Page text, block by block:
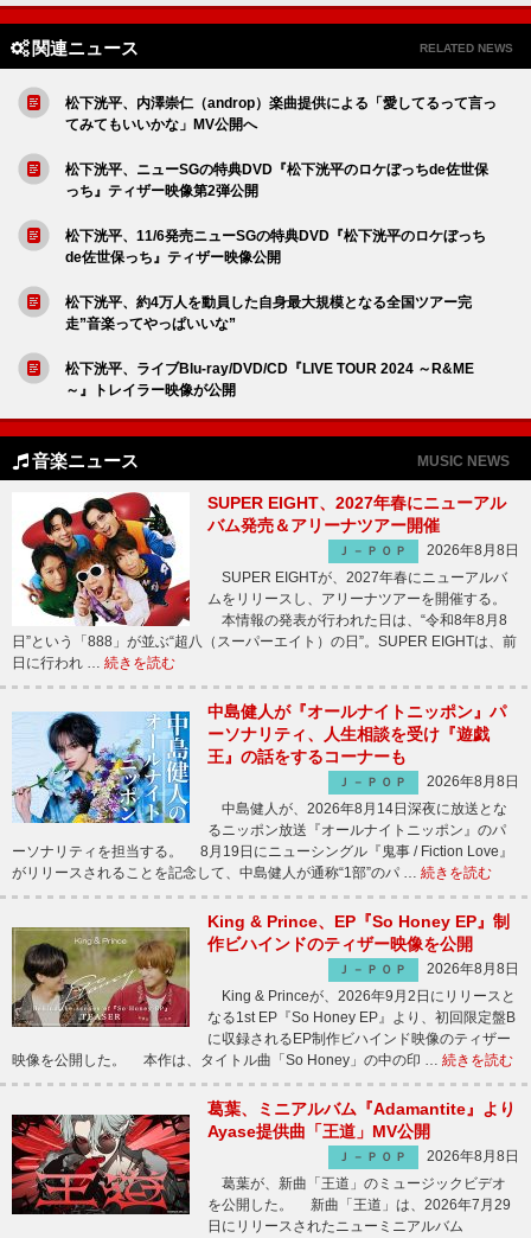
関連ニュース RELATED NEWS
松下洸平、内澤崇仁（androp）楽曲提供による「愛してるって言っ
てみてもいいかな」MV公開へ
松下洸平、ニューSGの特典DVD『松下洸平のロケぼっちde佐世保
っち』ティザー映像第2弾公開
松下洸平、11/6発売ニューSGの特典DVD『松下洸平のロケぼっち
de佐世保っち』ティザー映像公開
松下洸平、約4万人を動員した自身最大規模となる全国ツアー完
走”音楽ってやっぱいいな”
松下洸平、ライブBlu-ray/DVD/CD『LIVE TOUR 2024 ～R&ME
～』トレイラー映像が公開
音楽ニュース MUSIC NEWS
SUPER EIGHT、2027年春にニューアル
バム発売＆アリーナツアー開催
Ｊ－ＰＯＰ
2026年8月8日
SUPER EIGHTが、2027年春にニューアルバ
ムをリリースし、アリーナツアーを開催する。
本情報の発表が行われた日は、“令和8年8月8
日”という「888」が並ぶ“超八（スーパーエイト）の日”。SUPER EIGHTは、前
日に行われ … 続きを読む
中島健人が『オールナイトニッポン』パ
ーソナリティ、人生相談を受け『遊戯
王』の話をするコーナーも
Ｊ－ＰＯＰ
2026年8月8日
中島健人が、2026年8月14日深夜に放送とな
るニッポン放送『オールナイトニッポン』のパ
ーソナリティを担当する。 8月19日にニューシングル『鬼事 / Fiction Love』
がリリースされることを記念して、中島健人が通称“1部”のパ … 続きを読む
King & Prince、EP『So Honey EP』制
作ビハインドのティザー映像を公開
Ｊ－ＰＯＰ
2026年8月8日
King & Princeが、2026年9月2日にリリースと
なる1st EP『So Honey EP』より、初回限定盤B
に収録されるEP制作ビハインド映像のティザー
映像を公開した。 本作は、タイトル曲「So Honey」の中の印 … 続きを読む
葛葉、ミニアルバム『Adamantite』より
Ayase提供曲「王道」MV公開
Ｊ－ＰＯＰ
2026年8月8日
葛葉が、新曲「王道」のミュージックビデオ
を公開した。 新曲「王道」は、2026年7月29
日にリリースされたニューミニアルバム